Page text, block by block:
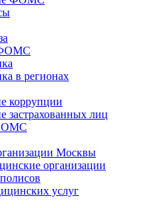
в регионах
коррупции
застрахованных лиц
Москвы
организации
услуг